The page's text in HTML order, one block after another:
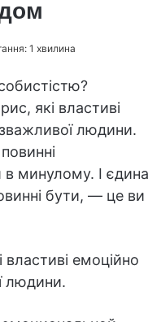
1 хвилина
які властиві
людини.
минулому. І єдина
бути, — це ви
властиві емоційно
людини.